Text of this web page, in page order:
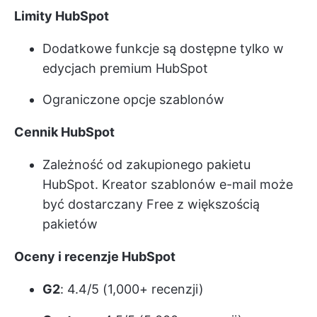
Limity HubSpot
Dodatkowe funkcje są dostępne tylko w
edycjach premium HubSpot
Ograniczone opcje szablonów
Cennik HubSpot
Zależność od zakupionego pakietu
HubSpot. Kreator szablonów e-mail może
być dostarczany Free z większością
pakietów
Oceny i recenzje HubSpot
G2: 4.4/5 (1,000+ recenzji)